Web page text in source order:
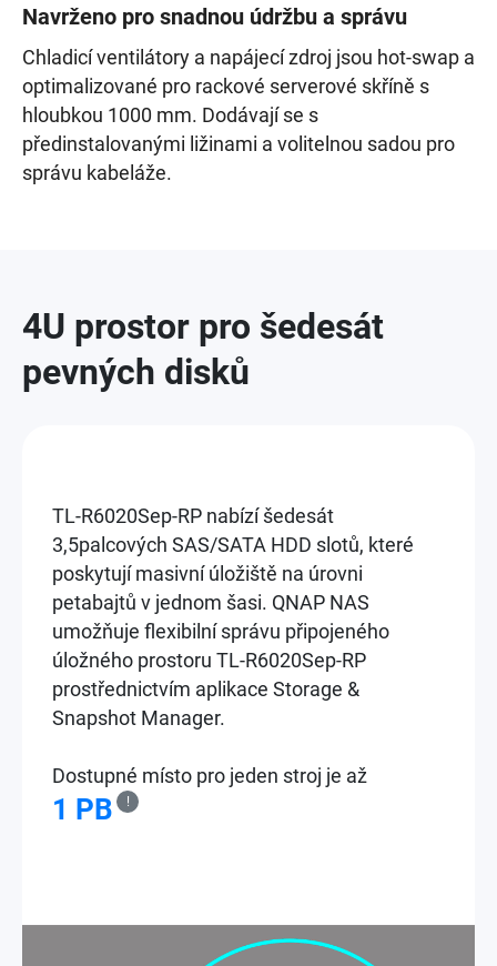
Navrženo pro snadnou údržbu a správu
Chladicí ventilátory a napájecí zdroj jsou hot-swap a
optimalizované pro rackové serverové skříně s
hloubkou 1000 mm. Dodávají se s
předinstalovanými ližinami a volitelnou sadou pro
správu kabeláže.
4U prostor pro šedesát
pevných disků
TL-R6020Sep-RP nabízí šedesát
3,5palcových SAS/SATA HDD slotů, které
poskytují masivní úložiště na úrovni
petabajtů v jednom šasi. QNAP NAS
umožňuje flexibilní správu připojeného
úložného prostoru TL-R6020Sep-RP
prostřednictvím aplikace Storage &
Snapshot Manager.
Dostupné místo pro jeden stroj je až
1 PB !